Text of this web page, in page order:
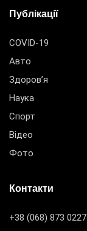
Публікації
COVID-19
Авто
Здоров’я
Наука
Спорт
Відео
Фото
Контакти
+38 (068) 873 0227